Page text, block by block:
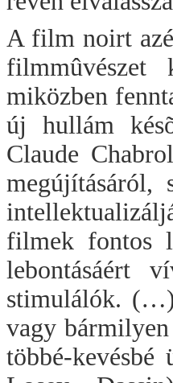
A film noirt
miközben
új hullám
Claude
megújításáról,
filmek fontos
lebontásáért
stimulálók. (…)
vagy
többé-kevésbé